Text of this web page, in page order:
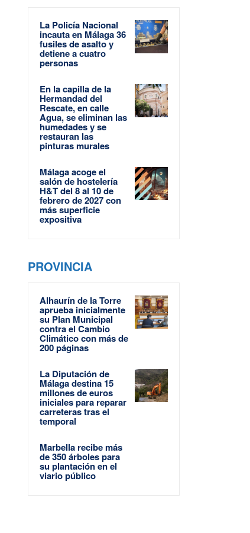
La Policía Nacional
incauta en Málaga 36
fusiles de asalto y
detiene a cuatro
personas
En la capilla de la
Hermandad del
Rescate, en calle
Agua, se eliminan las
humedades y se
restauran las
pinturas murales
Málaga acoge el
salón de hostelería
H&T del 8 al 10 de
febrero de 2027 con
más superficie
expositiva
PROVINCIA
Alhaurín de la Torre
aprueba inicialmente
su Plan Municipal
contra el Cambio
Climático con más de
200 páginas
La Diputación de
Málaga destina 15
millones de euros
iniciales para reparar
carreteras tras el
temporal
Marbella recibe más
de 350 árboles para
su plantación en el
viario público